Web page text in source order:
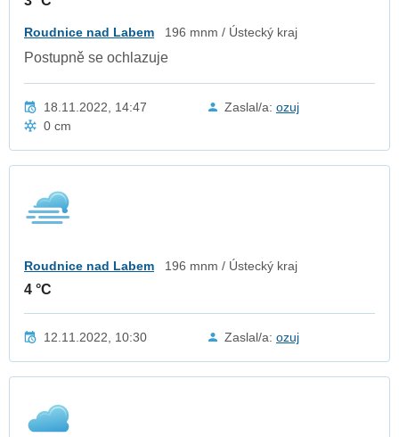
Roudnice nad Labem 196 mnm / Ústecký kraj
Postupně se ochlazuje
18.11.2022, 14:47 Zaslal/a: ozuj
0 cm
Roudnice nad Labem 196 mnm / Ústecký kraj
4 °C
12.11.2022, 10:30 Zaslal/a: ozuj